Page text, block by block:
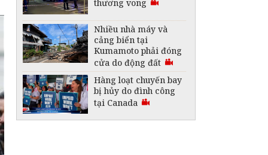
thương vong
Nhiều nhà máy và
cảng biển tại
Kumamoto phải đóng
cửa do động đất
Hàng loạt chuyến bay
bị hủy do đình công
tại Canada